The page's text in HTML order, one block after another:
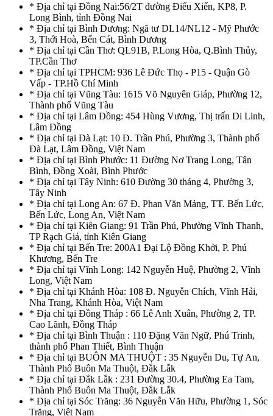
* Địa chỉ tại Đồng Nai:56/2T đường Điểu Xiển, KP8, P.
Long Bình, tỉnh Đồng Nai
* Địa chỉ tại Bình Dương: Ngã tư DL14/NL12 - Mỹ Phước
3, Thới Hoà, Bến Cát, Bình Dương
* Địa chỉ tại Cần Thơ: QL91B, P.Long Hòa, Q.Bình Thủy,
TP.Cần Thơ
* Địa chỉ tại TPHCM: 936 Lê Đức Thọ - P15 - Quận Gò
Vấp - TP.Hồ Chí Minh
* Địa chỉ tại Vũng Tàu: 1615 Võ Nguyên Giáp, Phường 12,
Thành phố Vũng Tàu
* Địa chỉ tại Lâm Đồng: 454 Hùng Vương, Thị trấn Di Linh,
Lâm Đồng
* Địa chỉ tại Đà Lạt: 10 Đ. Trần Phú, Phường 3, Thành phố
Đà Lạt, Lâm Đồng, Việt Nam
* Địa chỉ tại Bình Phước: 11 Đường Nơ Trang Long, Tân
Bình, Đồng Xoài, Bình Phước
* Địa chỉ tại Tây Ninh: 610 Đường 30 tháng 4, Phường 3,
Tây Ninh
* Địa chỉ tại Long An: 67 Đ. Phan Văn Mảng, TT. Bến Lức,
Bến Lức, Long An, Việt Nam
* Địa chỉ tại Kiên Giang: 91 Trần Phú, Phường Vĩnh Thanh,
TP Rạch Giá, tỉnh Kiên Giang
* Địa chỉ tại Bến Tre: 200A1 Đại Lộ Đồng Khởi, P. Phú
Khương, Bến Tre
* Địa chỉ tại Vĩnh Long: 142 Nguyễn Huệ, Phường 2, Vĩnh
Long, Việt Nam
* Địa chỉ tại Khánh Hòa: 108 Đ. Nguyễn Chích, Vĩnh Hải,
Nha Trang, Khánh Hòa, Việt Nam
* Địa chỉ tại Đồng Tháp : 66 Lê Anh Xuân, Phường 2, TP.
Cao Lãnh, Đồng Tháp
* Địa chỉ tại Bình Thuận : 110 Đặng Văn Ngữ, Phú Trinh,
thành phố Phan Thiết, Bình Thuận
* Địa chỉ tại BUÔN MA THUỘT : 35 Nguyễn Du, Tự An,
Thành Phố Buôn Ma Thuột, Đắk Lắk
* Địa chỉ tại Đắk Lắk : 231 Đường 30.4, Phường Ea Tam,
Thành Phố Buôn Ma Thuột, Đắk Lắk
* Địa chỉ tại Sóc Trăng: 36 Nguyễn Văn Hữu, Phường 1, Sóc
Trăng, Việt Nam